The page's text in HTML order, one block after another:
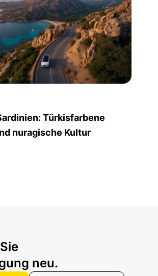
Türkisfarbene
nuragische Kultur
neu.